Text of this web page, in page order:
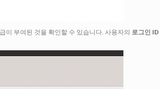
이 부여된 것을 확인할 수 있습니다. 사용자의 로그인 ID